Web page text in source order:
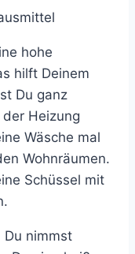
hohe
hilft Deinem
Du ganz
Heizung
Wäsche mal
Wohnräumen.
Schüssel mit
Du nimmst